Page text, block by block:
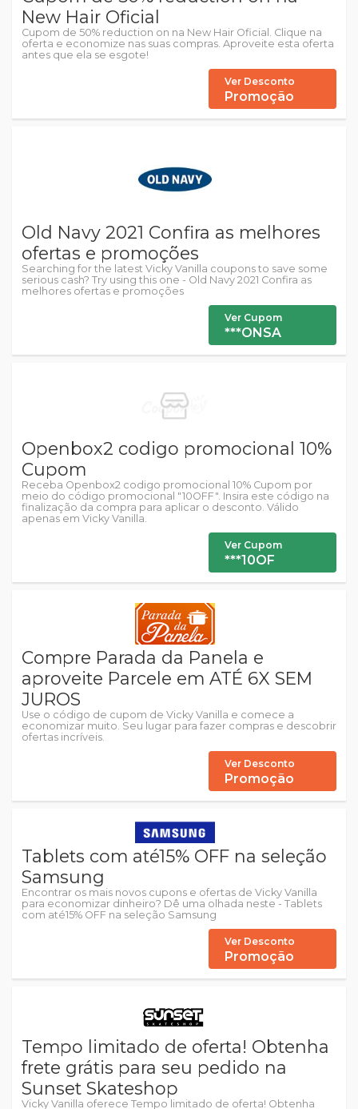
New Hair Oficial
Cupom de 50% reduction on na New Hair Oficial. Clique na
oferta e economize nas suas compras. Aproveite esta oferta
antes que ela se esgote!
Ver Desconto
Promoção
Old Navy 2021 Confira as melhores
ofertas e promoções
Searching for the latest Vicky Vanilla coupons to save some
serious cash? Try using this one - Old Navy 2021 Confira as
melhores ofertas e promoções
Ver Cupom
***ONSA
Openbox2 codigo promocional 10%
Cupom
Receba Openbox2 codigo promocional 10% Cupom por
meio do código promocional "10OFF". Insira este código na
finalização da compra para aplicar o desconto. Válido
apenas em Vicky Vanilla.
Ver Cupom
***10OF
Compre Parada da Panela e
aproveite Parcele em ATÉ 6X SEM
JUROS
Use o código de cupom de Vicky Vanilla e comece a
economizar muito. Seu lugar para fazer compras e descobrir
ofertas incríveis.
Ver Desconto
Promoção
Tablets com até15% OFF na seleção
Samsung
Encontrar os mais novos cupons e ofertas de Vicky Vanilla
para economizar dinheiro? Dê uma olhada neste - Tablets
com até15% OFF na seleção Samsung
Ver Desconto
Promoção
Tempo limitado de oferta! Obtenha
frete grátis para seu pedido na
Sunset Skateshop
Vicky Vanilla oferece Tempo limitado de oferta! Obtenha